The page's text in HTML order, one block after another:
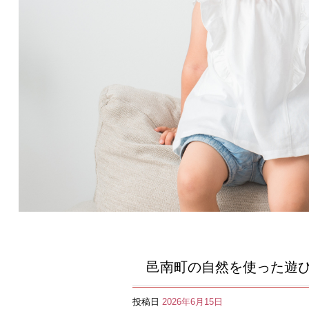
邑南町の自然を使った遊
投稿日 2026年6月15日